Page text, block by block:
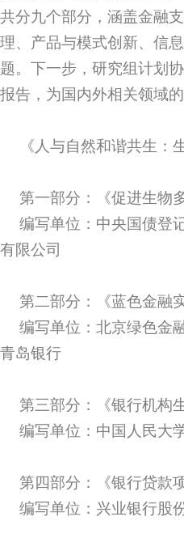
共分九个部分，涵盖金融
理、产品与模式创新、信
题。下一步，研究组计划
报告，为国内外相关领域
《人与自然和谐共生：
第一部分：《促进生物
编写单位：中央国债登
有限公司
第二部分：《蓝色金融
编写单位：北京绿色金
青岛银行
第三部分：《银行机构
编写单位：中国人民大
第四部分：《银行贷款
编写单位：兴业银行股